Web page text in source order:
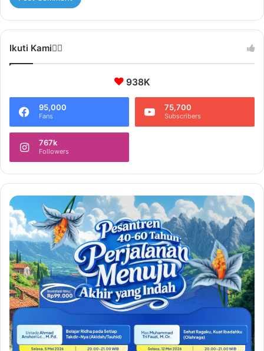
Ikuti Kami❤️‍🔥
938K
95,000
Fans
75,700
Subscribers
767k
Followers